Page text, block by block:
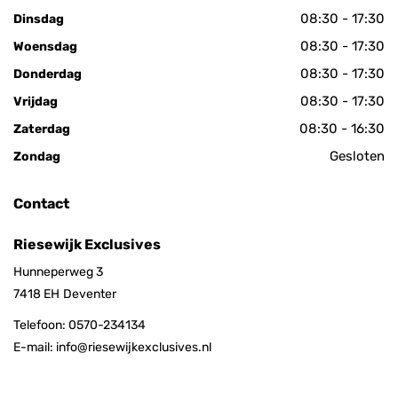
Dinsdag 08:30 - 17:30
Woensdag 08:30 - 17:30
Donderdag 08:30 - 17:30
Vrijdag 08:30 - 17:30
Zaterdag 08:30 - 16:30
Zondag Gesloten
Contact
Riesewijk Exclusives
Hunneperweg 3
7418 EH Deventer
Telefoon: 0570-234134
E-mail: info@riesewijkexclusives.nl